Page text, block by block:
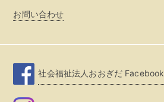
お問い合わせ
社会福祉法人おおぎだ Facebook